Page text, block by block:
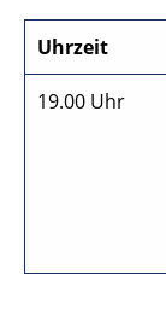
Uhrzeit
19.00 Uhr